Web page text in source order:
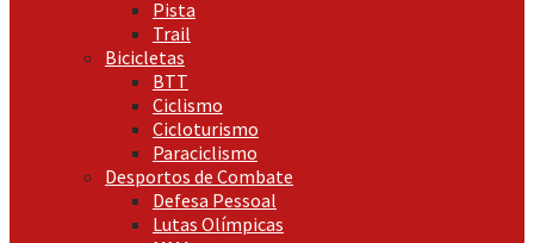
Pista
Trail
Bicicletas
BTT
Ciclismo
Cicloturismo
Paraciclismo
Desportos de Combate
Defesa Pessoal
Lutas Olímpicas